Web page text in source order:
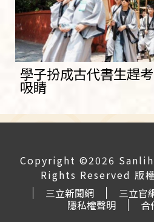
學子扮成古代書生趕
吸睛
Copyright ©2026
Rights Reserved 版
三立新聞網
三立官
隱私權聲明
合